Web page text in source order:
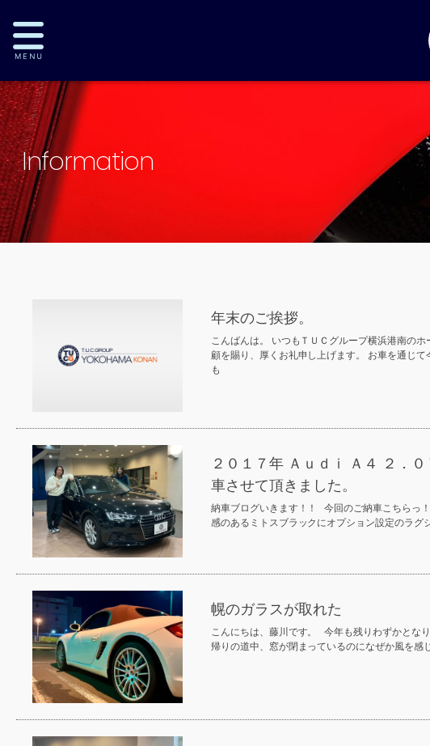
Information
年末のご挨拶。
こんばんは。 いつもＴＵＣグループ横浜港南の
顧を賜り、厚くお礼申し上げます。 お車を通じ
も
２０１７年 Ａｕｄｉ Ａ４ ２．
車させて頂きました。
納車ブログいきます！！ 今回のご納車こちらっ
感のあるミトスブラックにオプション設定のラ
幌のガラスが取れた
こんにちは、藤川です。 今年も残りわずかとな
帰りの道中、窓が閉まっているのになぜか風を